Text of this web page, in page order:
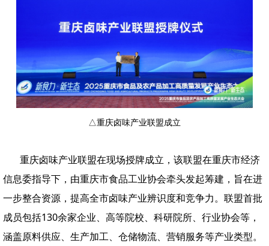
△重庆卤味产业联盟成立
重庆卤味产业联盟在现场授牌成立，该联盟在重庆市经济
信息委指导下，由重庆市食品工业协会牵头发起筹建，旨在进
一步整合资源，提高全市卤味产业辨识度和竞争力。联盟首批
成员包括130余家企业、高等院校、科研院所、行业协会等，
涵盖原料供应、生产加工、仓储物流、营销服务等产业类型。